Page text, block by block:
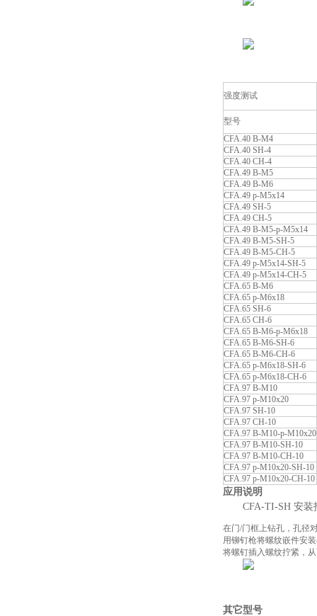
强度测试
型号
CFA.40 B-M4
CFA.40 SH-4
CFA.40 CH-4
CFA.49 B-M5
CFA.49 B-M6
CFA.49 p-M5x14
CFA.49 SH-5
CFA.49 CH-5
CFA.49 B-M5-p-M5x14
CFA.49 B-M5-SH-5
CFA.49 B-M5-CH-5
CFA.49 p-M5x14-SH-5
CFA.49 p-M5x14-CH-5
CFA.65 B-M6
CFA.65 p-M6x18
CFA.65 SH-6
CFA.65 CH-6
CFA.65 B-M6-p-M6x18
CFA.65 B-M6-SH-6
CFA.65 B-M6-CH-6
CFA.65 p-M6x18-SH-6
CFA.65 p-M6x18-CH-6
CFA.97 B-M10
CFA.97 p-M10x20
CFA.97 SH-10
CFA.97 CH-10
CFA.97 B-M10-p-M10x20
CFA.97 B-M10-SH-10
CFA.97 B-M10-CH-10
CFA.97 p-M10x20-SH-10
CFA.97 p-M10x20-CH-10
应用说明
CFA-TI-SH 安装
在门/门框上钻孔，孔径
用铆钉枪将螺纹嵌件安
将螺钉插入螺纹拧紧，
其它型号